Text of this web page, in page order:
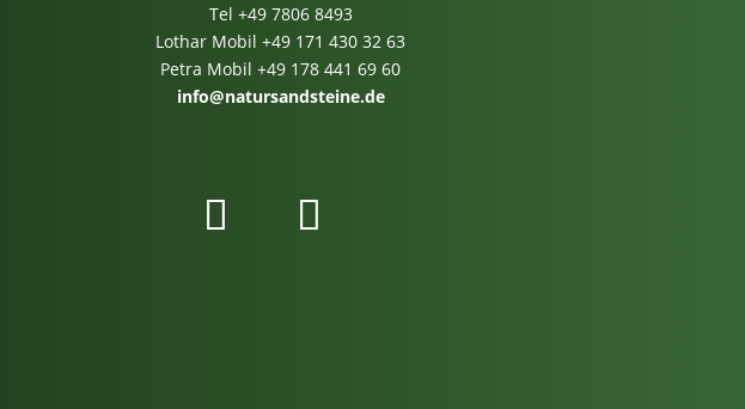
Tel +49 7806 8493
Lothar Mobil+49 171 430 32 63
Petra Mobil+49 178 441 69 60
info@natursandsteine.de